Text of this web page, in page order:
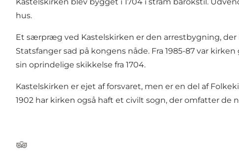
hus.
Et særpræg ved Kastelskirken er den arrestbygning, der
Statsfanger sad på kongens nåde. Fra 1985-87 var
sin oprindelige skikkelse fra 1704.
Kastelskirken er ejet af forsvaret, men er en del af
1902 har kirken også haft et civilt sogn, der omfatter
Tripadvisor